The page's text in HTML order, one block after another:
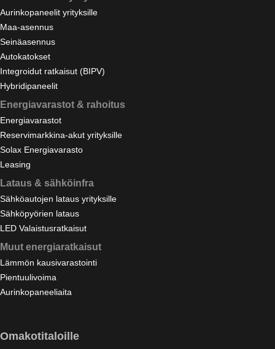
Aurinkopaneelit yrityksille
Maa-asennus
Seinäasennus
Autokatokset
Integroidut ratkaisut (BIPV)
Hybridipaneelit
Energiavarastot & rahoitus
Energiavarastot
Reservimarkkina-akut yrityksille
Solax Energiavarasto
Leasing
Lataus & sähköinfra
Sähköautojen lataus yrityksille
Sähköpyörien lataus
LED Valaistusratkaisut
Muut energiaratkaisut
Lämmön kausivarastointi
Pientuulivoima
Aurinkopaneeliaita
Omakotitaloille